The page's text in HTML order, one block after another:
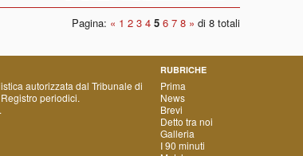
Pagina: « 1 2 3 4 5 6 7 8 » di 8 totali
autorizzata dal Tribunale di
periodici.
RUBRICHE
Prima
News
Brevi
Detto tra noi
Galleria
I 90 minuti